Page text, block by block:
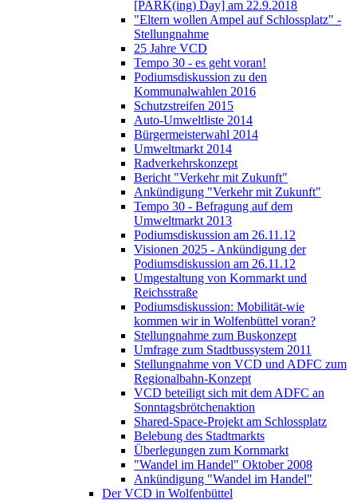
[PARK(ing) Day] am 22.9.2018
"Eltern wollen Ampel auf Schlossplatz" -
Stellungnahme
25 Jahre VCD
Tempo 30 - es geht voran!
Podiumsdiskussion zu den
Kommunalwahlen 2016
Schutzstreifen 2015
Auto-Umweltliste 2014
Bürgermeisterwahl 2014
Umweltmarkt 2014
Radverkehrskonzept
Bericht "Verkehr mit Zukunft"
Ankündigung "Verkehr mit Zukunft"
Tempo 30 - Befragung auf dem
Umweltmarkt 2013
Podiumsdiskussion am 26.11.12
Visionen 2025 - Ankündigung der
Podiumsdiskussion am 26.11.12
Umgestaltung von Kornmarkt und
Reichsstraße
Podiumsdiskussion: Mobilität-wie
kommen wir in Wolfenbüttel voran?
Stellungnahme zum Buskonzept
Umfrage zum Stadtbussystem 2011
Stellungnahme von VCD und ADFC zum
Regionalbahn-Konzept
VCD beteiligt sich mit dem ADFC an
Sonntagsbrötchenaktion
Shared-Space-Projekt am Schlossplatz
Belebung des Stadtmarkts
Überlegungen zum Kornmarkt
"Wandel im Handel" Oktober 2008
Ankündigung "Wandel im Handel"
Der VCD in Wolfenbüttel